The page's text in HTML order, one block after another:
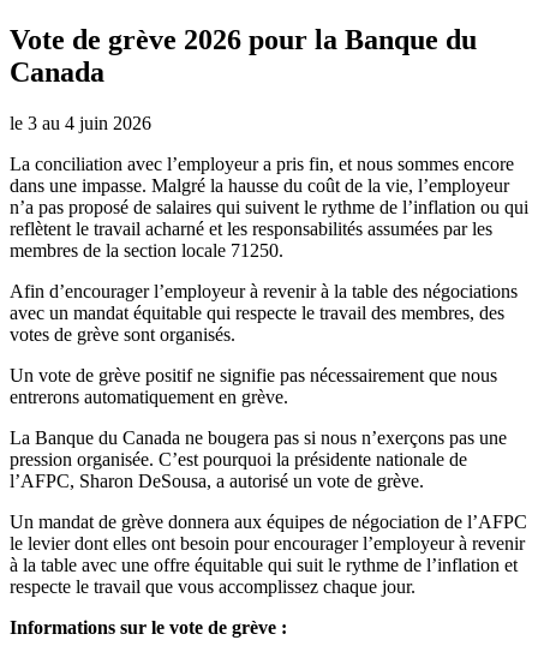
Vote de grève 2026 pour la Banque du
Canada
le 3 au 4 juin 2026
La conciliation avec l’employeur a pris fin, et nous sommes encore
dans une impasse. Malgré la hausse du coût de la vie, l’employeur
n’a pas proposé de salaires qui suivent le rythme de l’inflation ou qui
reflètent le travail acharné et les responsabilités assumées par les
membres de la section locale 71250.
Afin d’encourager l’employeur à revenir à la table des négociations
avec un mandat équitable qui respecte le travail des membres, des
votes de grève sont organisés.
Un vote de grève positif ne signifie pas nécessairement que nous
entrerons automatiquement en grève.
La Banque du Canada ne bougera pas si nous n’exerçons pas une
pression organisée. C’est pourquoi la présidente nationale de
l’AFPC, Sharon DeSousa, a autorisé un vote de grève.
Un mandat de grève donnera aux équipes de négociation de l’AFPC
le levier dont elles ont besoin pour encourager l’employeur à revenir
à la table avec une offre équitable qui suit le rythme de l’inflation et
respecte le travail que vous accomplissez chaque jour.
Informations sur le vote de grève :